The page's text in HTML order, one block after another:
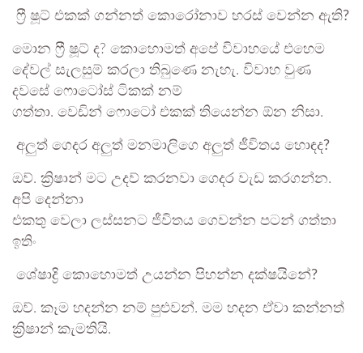
ෆ්‍රී ෂූට් එකක් ගන්නත් කොරෝනාව හරස් වෙන්න ඇති?
මොන ෆ්‍රී ෂූට් ද? කොහොමත් අපේ විවාහයේ එහෙම
දේවල් සැලසුම් කරලා තිබුණෙ නැහැ. විවාහ වුණ
දවසේ ෆොටෝස් ටිකක් නම්
ගත්තා. වෙඩින් ෆොටෝ එකක් තියෙන්න ඕන නිසා.
අලුත් ගෙදර අලුත් මනමාලිගෙ අලුත් ජීවිතය හොඳද?
ඔව්. ක්‍රිෂාන් මට උදව් කරනවා ගෙදර වැඩ කරගන්න.
අපි දෙන්නා
එකතු වෙලා ලස්සනට ජීවිතය ගෙවන්න පටන් ගත්තා
ඉතිං
ශේෂාද්‍රි කොහොමත් උයන්න පිහන්න දක්ෂයිනේ?
ඔව්. කෑම හදන්න නම් පුළුවන්. මම හදන ඒවා කන්නත්
ක්‍රිෂාන් කැමතියි.